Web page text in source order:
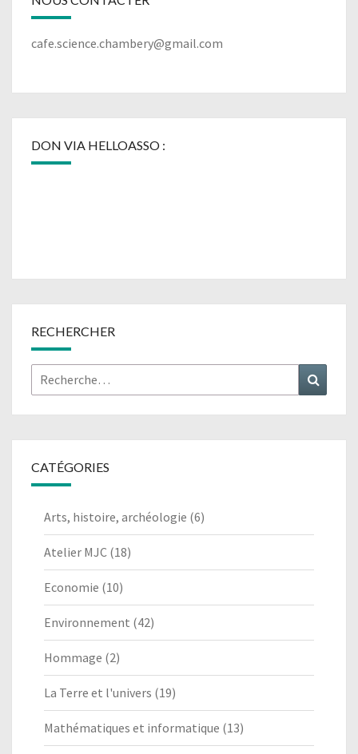
cafe.science.chambery@gmail.com
DON VIA HELLOASSO :
RECHERCHER
Rechercher :
CATÉGORIES
Arts, histoire, archéologie (6)
Atelier MJC (18)
Economie (10)
Environnement (42)
Hommage (2)
La Terre et l'univers (19)
Mathématiques et informatique (13)